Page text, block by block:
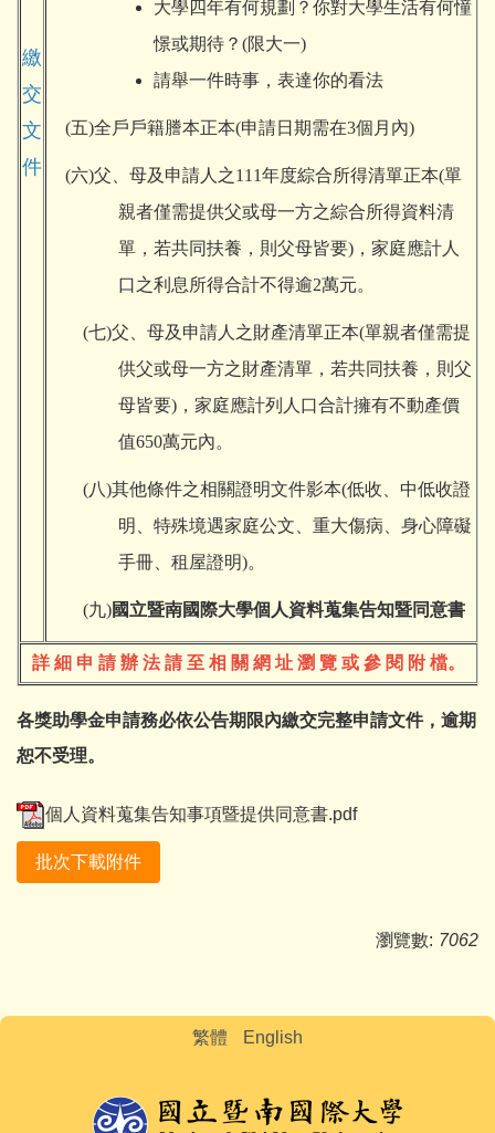
繳
交
文
件
大學四年有何規劃？你對大學生活有何憧
憬或期待？(限大一)
請舉一件時事，表達你的看法
(五)全戶戶籍謄本正本(申請日期需在3個月內)
(六)父、母及申請人之111年度綜合所得清單正本(單
親者僅需提供父或母一方之綜合所得資料清
單，若共同扶養，則父母皆要)，家庭應計人
口之利息所得合計不得逾2萬元。
(七)父、母及申請人之財產清單正本(單親者僅需提
供父或母一方之財產清單，若共同扶養，則父
母皆要)，家庭應計列人口合計擁有不動產價
值650萬元內。
(八)其他條件之相關證明文件影本(低收、中低收證
明、特殊境遇家庭公文、重大傷病、身心障礙
手冊、租屋證明)。
(九)國立暨南國際大學個人資料蒐集告知暨同意書
詳 細 申 請 辦 法 請 至 相 關 網 址 瀏 覽 或 參 閱 附 檔。
各獎助學金申請務必依公告期限內繳交完整申請文件，逾期
恕不受理。
個人資料蒐集告知事項暨提供同意書.pdf
批次下載附件
瀏覽數: 7062
繁體 English